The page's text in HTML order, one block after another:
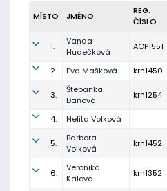
MÍSTO JMÉNO
REG.
ČÍSLO
1.
Vanda
Hudečková
AOP1551
2. Eva Mašková krn1450
3.
Štepanka
Daňová
krn1254
4. Nelita Volková
5.
Barbora
Volková
krn1452
6.
Veronika
Kalová
krn1352